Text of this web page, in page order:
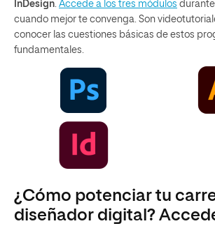
InDesign. Accede a los tres módulos
cuando mejor te convenga. Son
conocer las cuestiones básicas de estos
fundamentales.
¿Cómo potenciar tu
diseñador digital?